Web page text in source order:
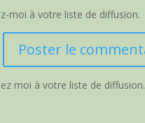
moi à votre liste de diffusion.
moi à votre liste de diffusion.